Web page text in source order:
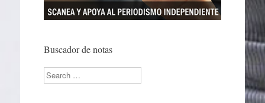
Buscador de notas
Search